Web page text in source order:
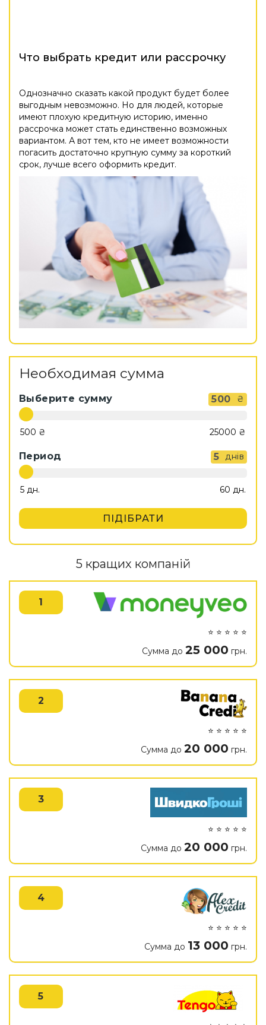
Что выбрать кредит или рассрочку
Однозначно сказать какой продукт будет более
выгодным невозможно. Но для людей, которые
имеют плохую кредитную историю, именно
рассрочка может стать единственно возможных
вариантом. А вот тем, кто не имеет возможности
погасить достаточно крупную сумму за короткий
срок, лучше всего оформить кредит.
Необходимая сумма
Выберите сумму 500 ₴
Период 5 днів
ПІДІБРАТИ
5 кращих компаній
1
⭐ ⭐ ⭐ ⭐ ⭐
Сумма до 25 000 грн.
2
⭐ ⭐ ⭐ ⭐ ⭐
Сумма до 20 000 грн.
3
⭐ ⭐ ⭐ ⭐ ⭐
Сумма до 20 000 грн.
4
⭐ ⭐ ⭐ ⭐ ⭐
Сумма до 13 000 грн.
5